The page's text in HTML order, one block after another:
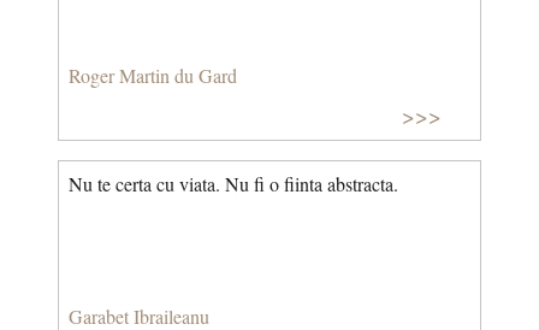
Roger Martin du Gard
>>>
Nu te certa cu viata. Nu fi o fiinta abstracta.
Garabet Ibraileanu